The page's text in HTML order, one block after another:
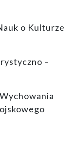
o Kulturze
–